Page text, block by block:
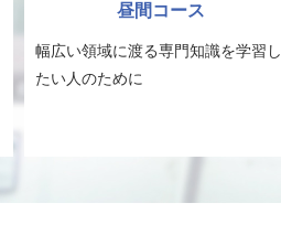
昼間コース
幅広い領域に渡る専門知識を学習し
たい人のために